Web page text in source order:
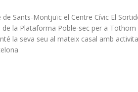
Sants-Montjuïc el Centre Cívic El
la Plataforma Poble-sec per a
la seva seu al mateix casal amb